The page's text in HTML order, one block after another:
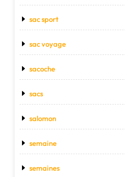
sac sport
sac voyage
sacoche
sacs
salomon
semaine
semaines